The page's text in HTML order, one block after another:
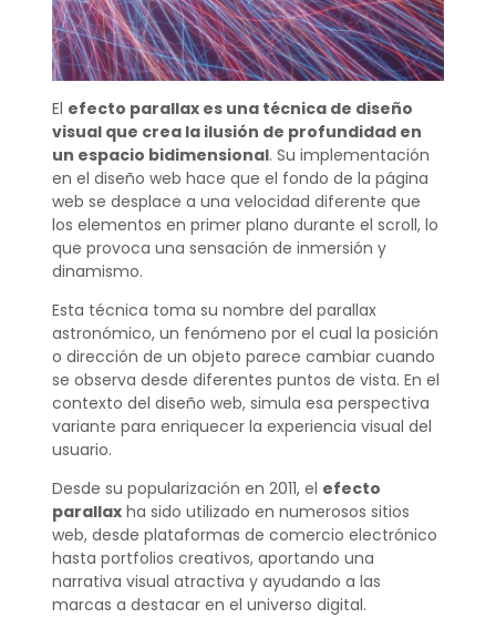
El efecto parallax es una técnica de diseño
visual que crea la ilusión de profundidad en
un espacio bidimensional. Su implementación
en el diseño web hace que el fondo de la página
web se desplace a una velocidad diferente que
los elementos en primer plano durante el scroll, lo
que provoca una sensación de inmersión y
dinamismo.
Esta técnica toma su nombre del parallax
astronómico, un fenómeno por el cual la posición
o dirección de un objeto parece cambiar cuando
se observa desde diferentes puntos de vista. En el
contexto del diseño web, simula esa perspectiva
variante para enriquecer la experiencia visual del
usuario.
Desde su popularización en 2011, el efecto
parallaxha sido utilizado en numerosos sitios
web, desde plataformas de comercio electrónico
hasta portfolios creativos, aportando una
narrativa visual atractiva y ayudando a las
marcas a destacar en el universo digital.